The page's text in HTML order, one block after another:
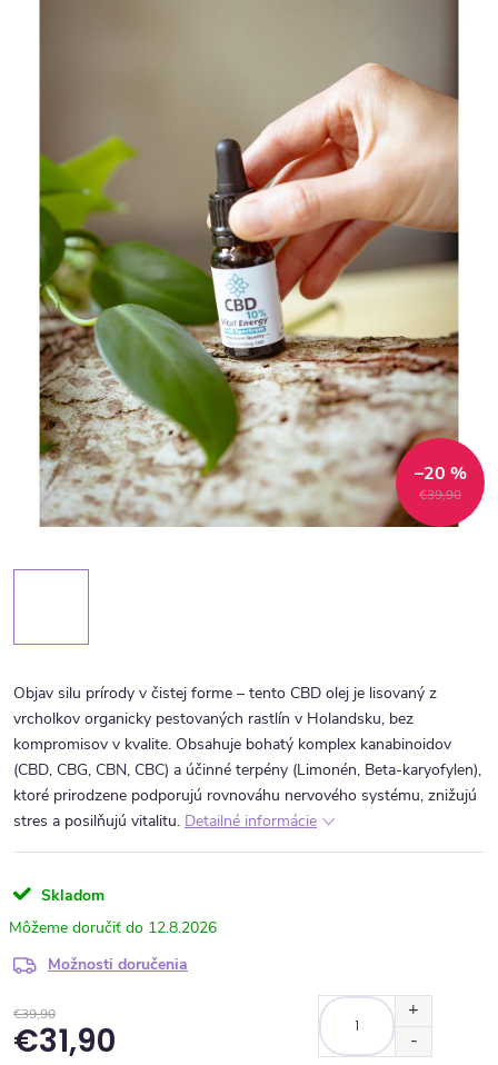
€39,90
–20 %
Objav silu prírody v čistej forme – tento CBD olej je lisovaný z
vrcholkov organicky pestovaných rastlín v Holandsku, bez
kompromisov v kvalite. Obsahuje bohatý komplex kanabinoidov
(CBD, CBG, CBN, CBC) a účinné terpény (Limonén, Beta-karyofylen),
ktoré prirodzene podporujú rovnováhu nervového systému, znižujú
stres a posilňujú vitalitu. Detailné informácie
Skladom
12.8.2026
Možnosti doručenia
€39,90
€31,90